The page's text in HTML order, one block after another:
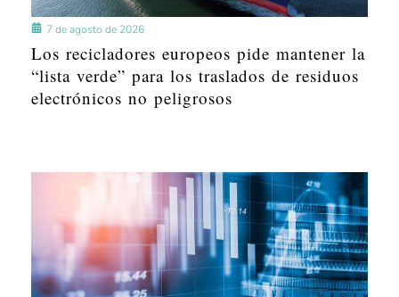
7 de agosto de 2026
Los recicladores europeos pide mantener la
“lista verde” para los traslados de residuos
electrónicos no peligrosos